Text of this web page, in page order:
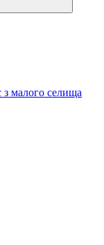
з малого селища